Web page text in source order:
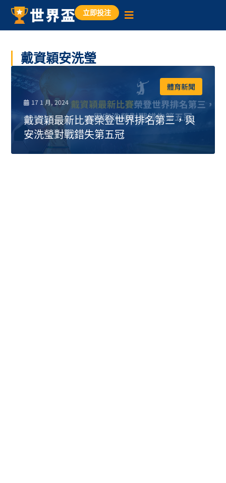
立即投注
戴資穎安洗瑩
體育新聞
17 1 月, 2024
戴資穎最新比賽榮登世界排名第三，與
安洗瑩對戰錯失第五冠